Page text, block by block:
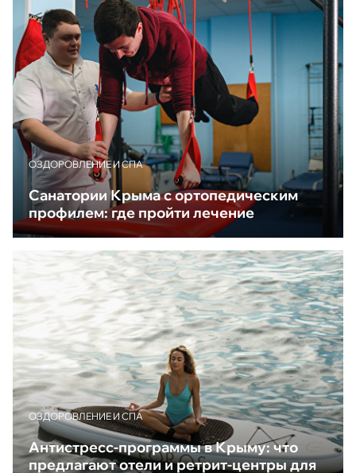
ОЗДОРОВЛЕНИЕ И СПА
Санатории Крыма с ортопедическим
профилем: где пройти лечение
ОЗДОРОВЛЕНИЕ И СПА
Антистресс-программы в Крыму: что
предлагают отели и ретрит-центры для